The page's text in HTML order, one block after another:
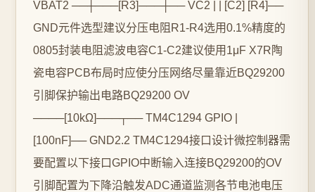
VBAT2 ──┼───[R3]───┼── VC2 | | [C2] [R4]──
GND元件选型建议分压电阻R1-R4选用0.1%精度的
0805封装电阻滤波电容C1-C2建议使用1μF X7R陶
瓷电容PCB布局时应使分压网络尽量靠近BQ29200
引脚保护输出电路BQ29200 OV
────[10kΩ]───┬── TM4C1294 GPIO |
[100nF]── GND2.2 TM4C1294接口设计微控制器需
要配置以下接口GPIO中断输入连接BQ29200的OV
引脚配置为下降沿触发ADC通道监测各节电池电压